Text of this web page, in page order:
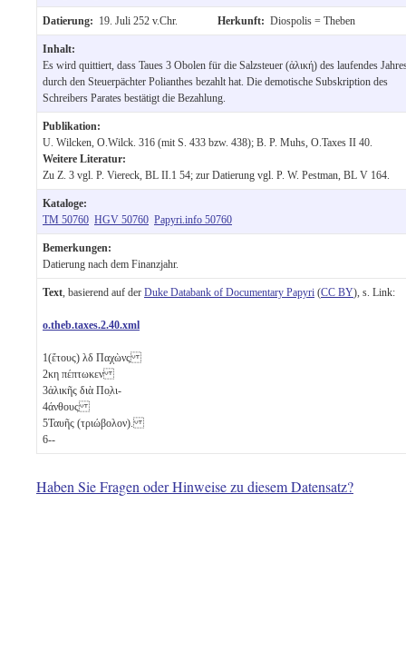
Datierung: 19. Juli 252 v.Chr. Herkunft: Diospolis = Theben
Inhalt:
Es wird quittiert, dass Taues 3 Obolen für die Salzsteuer (ἁλική) des laufendes
durch den Steuerpächter Polianthes bezahlt hat. Die demotische Subskription des
Schreibers Parates bestätigt die Bezahlung.
Publikation:
U. Wilcken, O.Wilck. 316 (mit S. 433 bzw. 438); B. P. Muhs, O.Taxes II 40.
Weitere Literatur:
Zu Z. 3 vgl. P. Viereck, BL II.1 54; zur Datierung vgl. P. W. Pestman, BL V 164.
Kataloge:
TM 50760 HGV 50760 Papyri.info 50760
Bemerkungen:
Datierung nach dem Finanzjahr.
Text , basierend auf der Duke Databank of Documentary Papyri (CC BY), s. Link:
o.theb.taxes.2.40.xml
1(ἔτους) λδ Παχὼνς
2κη πέπτωκεν
3ἁλικῆς διὰ Πο̣λι-
4άνθους
5Ταυῆς (τριώβολον) .
6--
Haben Sie Fragen oder Hinweise zu diesem Datensatz?